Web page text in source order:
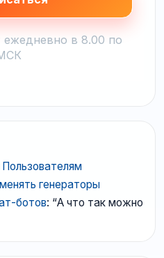
ежедневно в 8.00 по
Пользователям
генераторы
ботов: “А что так можно